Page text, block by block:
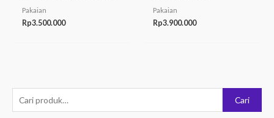
e
Cari
Pakaian
Rp3.500.000
Pakaian
Rp3.900.000